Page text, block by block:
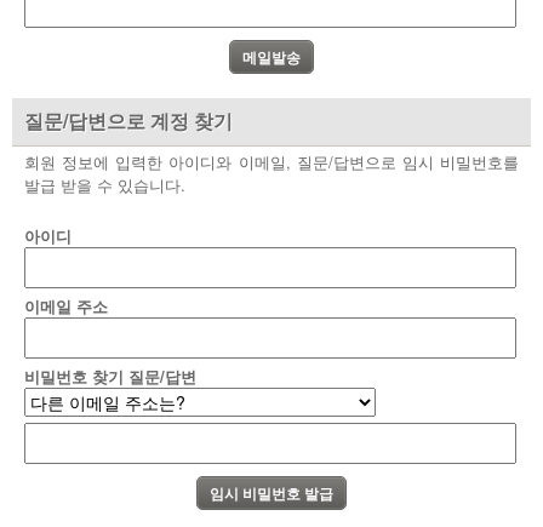
질문/답변으로 계정 찾기
회원 정보에 입력한 아이디와 이메일, 질문/답변으로 임시 비밀번호를
발급 받을 수 있습니다.
아이디
이메일 주소
비밀번호 찾기 질문/답변
부설기관
업무